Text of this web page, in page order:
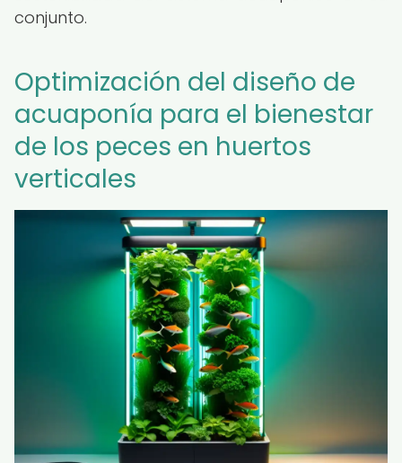
conjunto.
Optimización del diseño de
acuaponía para el bienestar
de los peces en huertos
verticales